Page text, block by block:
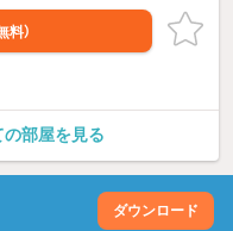
料）
部屋を見る
ダウンロード